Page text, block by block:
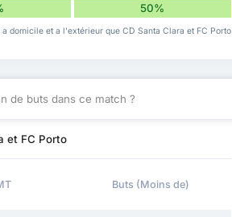
50%
domicile et a l'extérieur que CD Santa Clara et FC Porto
de buts dans ce match ?
et FC Porto
Buts (Moins de)